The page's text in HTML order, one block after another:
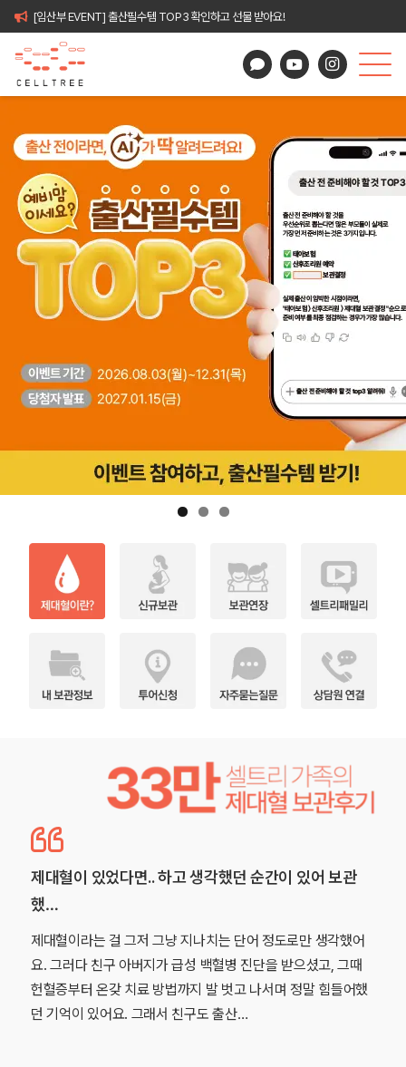
[임산부 EVENT] 출산필수템 TOP3 확인하고 선물 받아요!
하고 생각했던 순간이 있어 보관
냥 지나치는 단어 정도로만 생각했어
가 급성 백혈병 진단을 받으셨고, 그때
법까지 발 벗고 나서며 정말 힘들어했
서 친구도 출산…
사랑하는 우리 아이
아이를 갖게 되는 순간
단 하나의 소원을 빌게
해주세요.” 제 조카와